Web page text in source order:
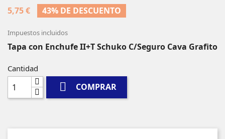
5,75 €
43% DE DESCUENTO
Impuestos incluidos
Tapa con Enchufe II+T Schuko C/Seguro Cava Grafito
Cantidad
 COMPRAR